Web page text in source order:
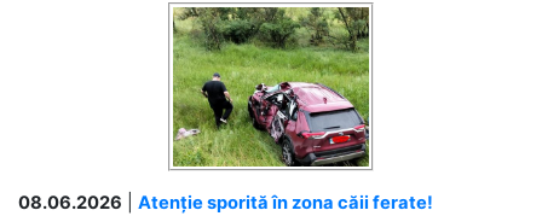
08.06.2026
Atenție sporită în zona căii ferate!